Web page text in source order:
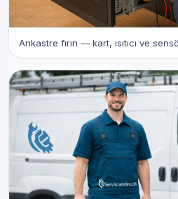
Ankastre fırın — kart, ısıtıcı ve